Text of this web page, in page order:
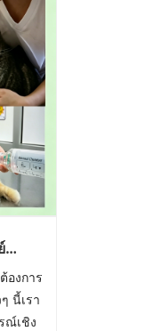
ะ
องการ
นี้เรา
ณ์เชิง